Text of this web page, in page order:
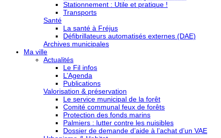
Stationnement : Utile et pratique !
Transports
Santé
La santé à Fréjus
Défibrillateurs automatisés externes (DAE)
Archives municipales
Ma ville
Actualités
Le Fil infos
L’Agenda
Publications
Valorisation & préservation
Le service municipal de la forêt
Comité communal feux de forêts
Protection des fonds marins
Palmiers : lutter contre les nuisibles
Dossier de demande d’aide à l’achat d’un VAE